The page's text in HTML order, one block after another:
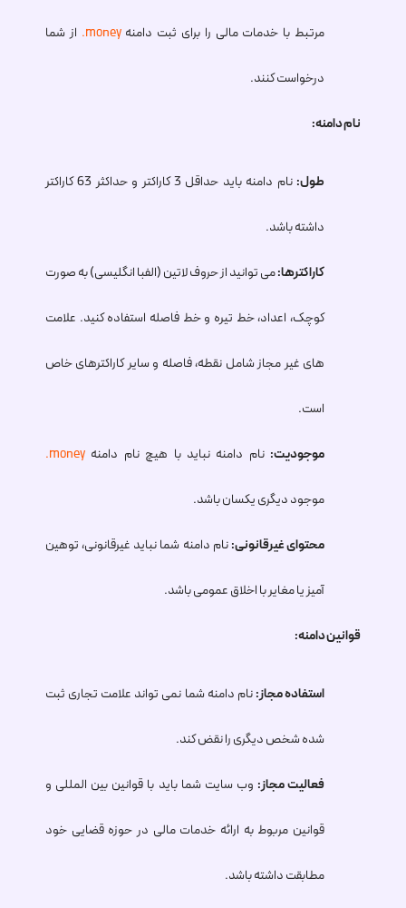
مرتبط با خدمات مالی را برای ثبت دامنه.money از شما
درخواست کنند.
نام دامنه:
طول: نام دامنه باید حداقل 3 کاراکتر و حداکثر 63 کاراکتر
داشته باشد.
کاراکترها:می توانید از حروف لاتین (الفبا انگلیسی) به صورت
کوچک، اعداد، خط تیره و خط فاصله استفاده کنید. علامت
های غیر مجاز شامل نقطه، فاصله و سایر کاراکترهای خاص
است.
موجودیت: نام دامنه نباید با هیچ نام دامنه .money
موجود دیگری یکسان باشد.
محتوای غیرقانونی:نام دامنه شما نباید غیرقانونی، توهین
آمیز یا مغایر با اخلاق عمومی باشد.
قوانین دامنه:
استفاده مجاز:نام دامنه شما نمی تواند علامت تجاری ثبت
شده شخص دیگری را نقض کند.
فعالیت مجاز: وب سایت شما باید با قوانین بین المللی و
قوانین مربوط به ارائه خدمات مالی در حوزه قضایی خود
مطابقت داشته باشد.